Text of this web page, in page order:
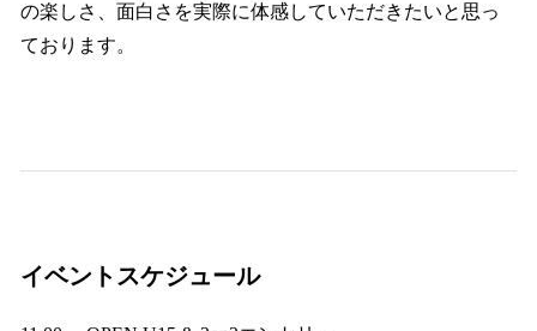
の楽しさ、面白さを実際に体感していただきたいと思っ
ております。
イベントスケジュール